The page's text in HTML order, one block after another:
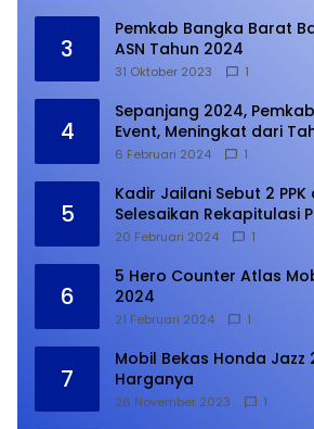
3
Pemkab Bangka Barat
ASN Tahun 2024
31 Oktober 2023 1
4
Sepanjang 2024,
Event, Meningkat dari
6 Februari 2024 1
5
Kadir Jailani Sebut 2
Selesaikan Rekapitulasi
Suara
20 Februari 2024 1
6
5 Hero Counter Atlas
2024
21 Februari 2024 1
7
Mobil Bekas Honda Jazz
Harganya
26 November 2023 1